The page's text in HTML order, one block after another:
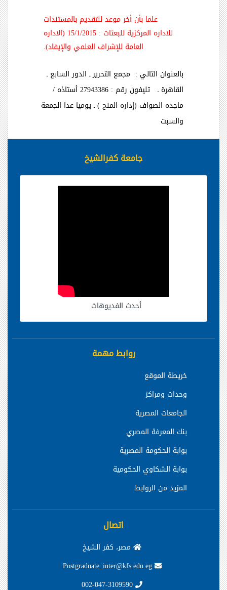
علما بأن أخر موعد للتقديم بالمستندات
للاداره المركزية للبعثات : 15/1/2015 (الاداره
العامة للإشراف العلمي والإيفاد).
بالعنوان التالي : مجمع التحرير ـ الدور السابع ـ
القاهرة ـ تليفون رقم : 27943386 أستاذه /
ماجده الصواف (إداره المنح ) ـ يوميا عدا الجمعة
والسبت
جامعة كفرالشيخ
أحدث الفديوهات
روابط مهمة
خريطة الموقع
وحدات ومراكز
الجامعات المصرية
بنك المعرفة المصري
بوابة الحكومة المصرية
بوابة الشكاوي الحكومية
المزيد من الروابط
اتصال
مصر، كفر الشيخ
Postgraduate_inter@kfs.edu.eg